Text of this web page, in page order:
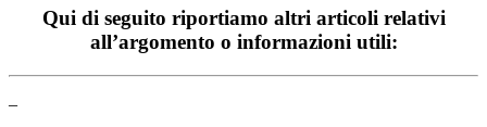
Qui di seguito riportiamo altri articoli relativi
all’argomento o informazioni utili:
–